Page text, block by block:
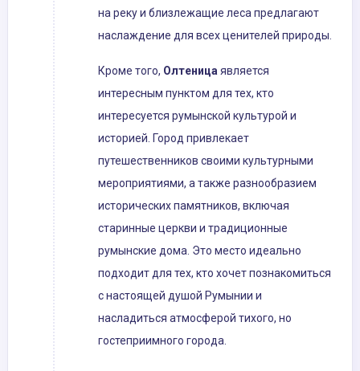
на реку и близлежащие леса предлагают
наслаждение для всех ценителей природы.
Кроме того, Олтеница является
интересным пунктом для тех, кто
интересуется румынской культурой и
историей. Город привлекает
путешественников своими культурными
мероприятиями, а также разнообразием
исторических памятников, включая
старинные церкви и традиционные
румынские дома. Это место идеально
подходит для тех, кто хочет познакомиться
с настоящей душой Румынии и
насладиться атмосферой тихого, но
гостеприимного города.